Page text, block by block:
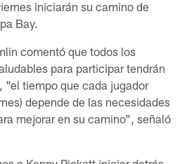
iniciarán su camino de
Bay.
comentó que todos los
para participar tendrán
"el tiempo que cada jugador
depende de las necesidades
mejorar en su camino", señaló